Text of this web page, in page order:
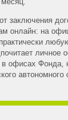
заключения
онлайн: на
личное
в офисах
автономного